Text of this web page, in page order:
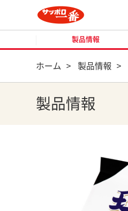
製品情報
ホーム > 製品情報 >
製品情報